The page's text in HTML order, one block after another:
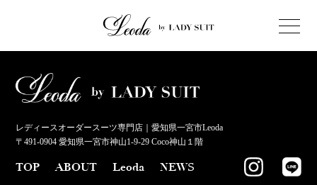
レディースオーダースーツ専門店｜愛知県一宮市Leoda
〒491-0904 愛知県一宮市神山1-9-29 Coco神山１階
TOP ABOUT Leoda NEWS